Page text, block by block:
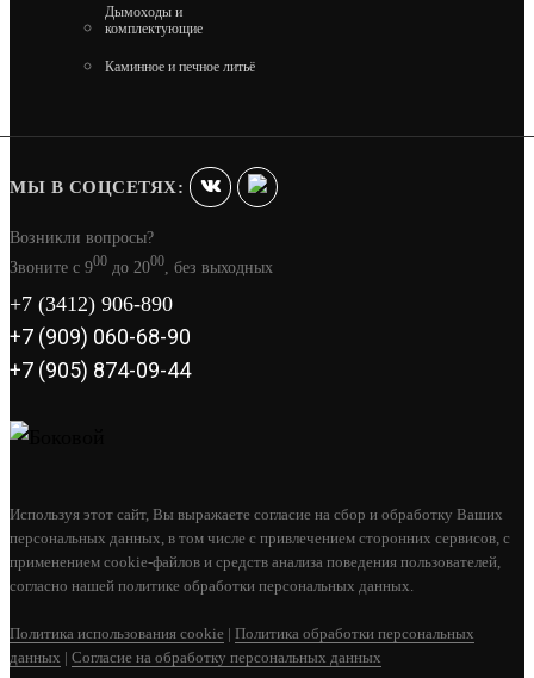
«РАДА» ЗК 14 L
Дымоходы и
комплектующие
Каминное и печное литьё
МЫ В СОЦСЕТЯХ:
Возникли вопросы?
Звоните с 900 до 2000 , без выходных
+7 (3412) 906-890
+7 (909) 060-68-90
+7 (905) 874-09-44
Используя этот сайт, Вы выражаете согласие на сбор и обработку Ваших
персональных данных, в том числе с привлечением сторонних сервисов, с
применением cookie-файлов и средств анализа поведения пользователей,
согласно нашей политике обработки персональных данных.
Политика использования cookie | Политика обработки персональных
данных | Согласие на обработку персональных данных